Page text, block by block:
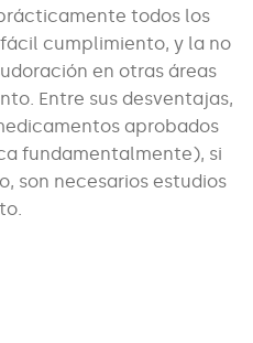
todos los
cumplimiento, y la no
en otras áreas
Entre sus desventajas,
aprobados
fundamentalmente), si
son necesarios estudios